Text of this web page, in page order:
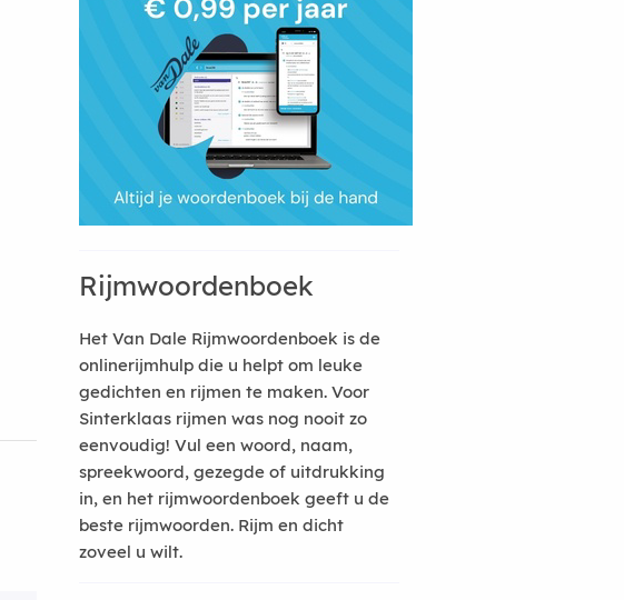
Rijmwoordenboek
Het Van Dale Rijmwoordenboek is de
onlinerijmhulp die u helpt om leuke
gedichten en rijmen te maken. Voor
Sinterklaas rijmen was nog nooit zo
eenvoudig! Vul een woord, naam,
spreekwoord, gezegde of uitdrukking
in, en het rijmwoordenboek geeft u de
beste rijmwoorden. Rijm en dicht
zoveel u wilt.